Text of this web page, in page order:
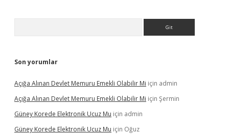
Son yorumlar
Açığa Alınan Devlet Memuru Emekli Olabilir Mi için admin
Açığa Alınan Devlet Memuru Emekli Olabilir Mi için Şermin
Güney Korede Elektronik Ucuz Mu için admin
Güney Korede Elektronik Ucuz Mu için Oğuz